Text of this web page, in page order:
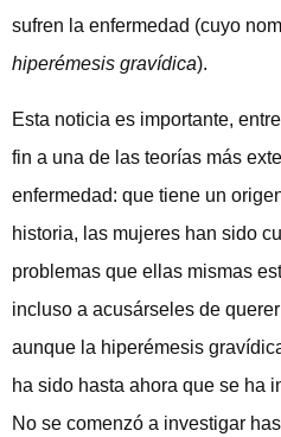
sufren la enfermedad (cuyo
hiperémesis gravídica).
Esta noticia es importante,
fin a una de las teorías más
enfermedad: que tiene un
historia, las mujeres han sido
problemas que ellas mismas
incluso a acusárseles de
aunque la hiperémesis
ha sido hasta ahora que se ha
No se comenzó a investigar